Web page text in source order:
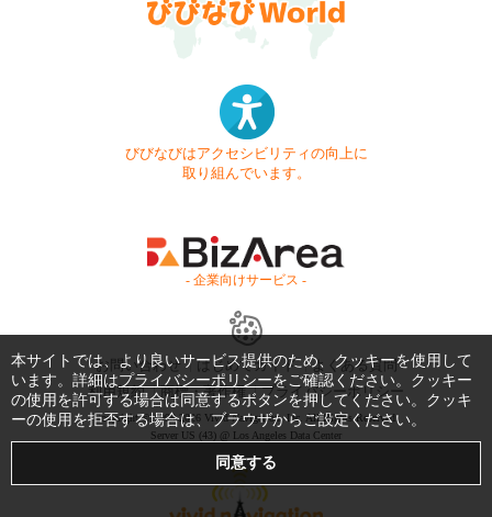
びびなびはアクセシビリティの向上に
取り組んでいます。
- 企業向けサービス -
お問い合わせ はじめてガイド
よくある質問
利用規約
商標・著作権 プライバシーポリシー
Copyright © 1999-2026 Vivid Navigation, Inc. All Rights Reserved.
Server US (43) @ Los Angeles Data Center
本サイトでは、より良いサービス提供のため、クッキーを使用して
います。詳細はプライバシーポリシーをご確認ください。クッキー
の使用を許可する場合は同意するボタンを押してください。クッキ
ーの使用を拒否する場合は、ブラウザからご設定ください。